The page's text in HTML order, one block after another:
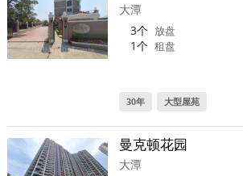
大潭
3个 放盘
1个 租盘
30年 大型屋苑
曼克顿花园
大潭